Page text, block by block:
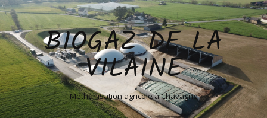
BIOGAZ DE LA
VILAINE
Méthanisation agricole à Chavagne